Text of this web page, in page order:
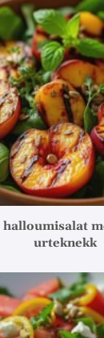
halloumisalat
urteknekk